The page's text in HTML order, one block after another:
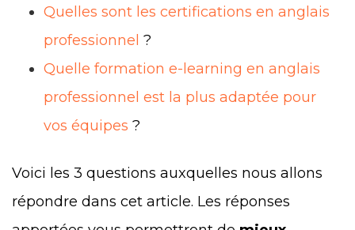
Quelles sont les certifications en anglais
professionnel ?
Quelle formation e-learning en anglais
professionnel est la plus adaptée pour
vos équipes ?
Voici les 3 questions auxquelles nous allons
répondre dans cet article. Les réponses